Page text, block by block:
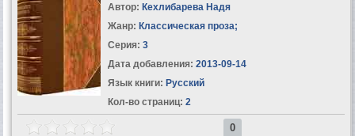
Автор: Кехлибарева Надя
Жанр: Классическая проза;
Серия: 3
Дата добавления: 2013-09-14
Язык книги: Русский
Кол-во страниц: 2
0